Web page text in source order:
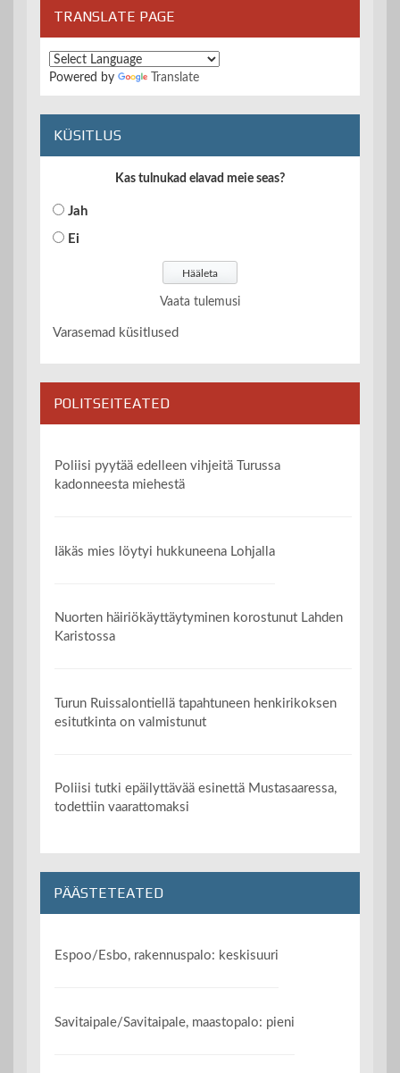
TRANSLATE PAGE
Powered by Translate
KÜSITLUS
Kas tulnukad elavad meie seas?
Jah
Ei
Vaata tulemusi
Varasemad küsitlused
POLITSEITEATED
Poliisi pyytää edelleen vihjeitä Turussa
kadonneesta miehestä
Iäkäs mies löytyi hukkuneena Lohjalla
Nuorten häiriökäyttäytyminen korostunut Lahden
Karistossa
Turun Ruissalontiellä tapahtuneen henkirikoksen
esitutkinta on valmistunut
Poliisi tutki epäilyttävää esinettä Mustasaaressa,
todettiin vaarattomaksi
PÄÄSTETEATED
Espoo/Esbo, rakennuspalo: keskisuuri
Savitaipale/Savitaipale, maastopalo: pieni